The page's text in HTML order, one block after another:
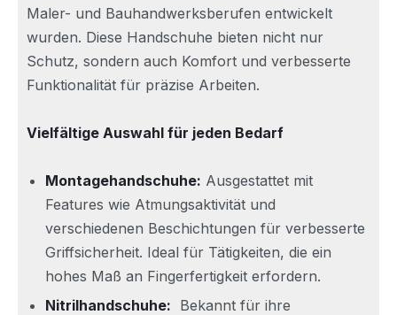
Maler- und Bauhandwerksberufen entwickelt
wurden. Diese Handschuhe bieten nicht nur
Schutz, sondern auch Komfort und verbesserte
Funktionalität für präzise Arbeiten.
Vielfältige Auswahl für jeden Bedarf
Montagehandschuhe: Ausgestattet mit
Features wie Atmungsaktivität und
verschiedenen Beschichtungen für verbesserte
Griffsicherheit. Ideal für Tätigkeiten, die ein
hohes Maß an Fingerfertigkeit erfordern.
Nitrilhandschuhe: Bekannt für ihre